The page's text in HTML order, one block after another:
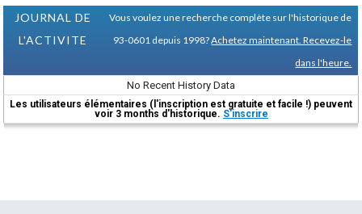
JOURNAL DE
L'ACTIVITE
Vous voulez une recherche complète sur l'historique de
93-0601 depuis 1998?Achetez maintenant. Recevez-le
dans l'heure.
No Recent History Data
Les utilisateurs élémentaires (l'inscription est gratuite et facile !) peuvent
voir 3 months d'historique. S'inscrire